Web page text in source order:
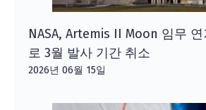
NASA, Artemis II Moon 임무
로 3월 발사 기간 취소
2026년 06월 15일